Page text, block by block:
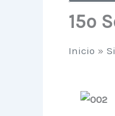
15º
Inicio